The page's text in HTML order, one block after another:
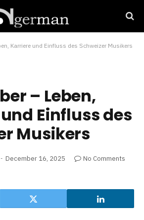
Karriere und Einfluss des Schweizer Musikers
– Leben,
Einfluss des
Musikers
December 16, 2025
No Comments